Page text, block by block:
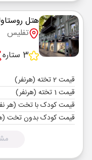
هتل
تفلیس
3 ستاره
قیمت 2 تخته (هرنفر)
قیمت 1 تخته (هرنفر)
قیمت کودک با تخت (هر
قیمت کودک بدون تخت